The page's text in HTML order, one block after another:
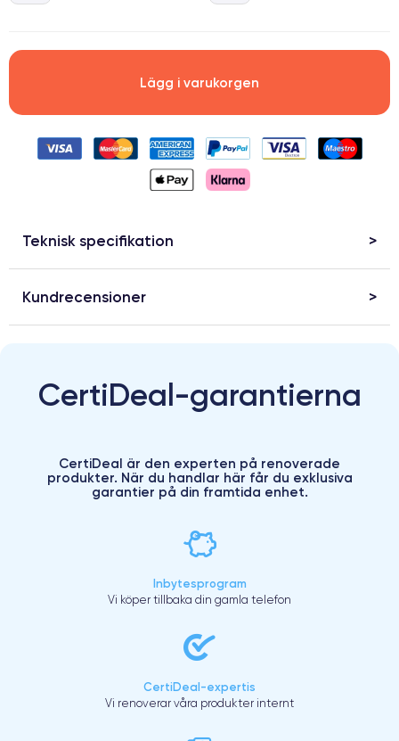
Lägg i varukorgen
Teknisk specifikation
Kundrecensioner
CertiDeal-garantierna
CertiDeal är den experten på renoverade
produkter. När du handlar här får du exklusiva
garantier på din framtida enhet.
Inbytesprogram
Vi köper tillbaka din gamla telefon
CertiDeal-expertis
Vi renoverar våra produkter internt